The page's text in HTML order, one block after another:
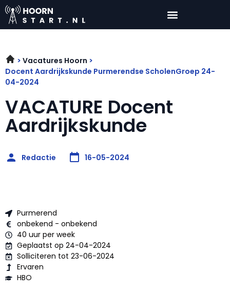
Vacatures Hoorn
Docent Aardrijkskunde Purmerendse ScholenGroep 24-
04-2024
VACATURE Docent
Aardrijkskunde
Redactie 16-05-2024
Purmerend
onbekend - onbekend
40 uur per week
Geplaatst op 24-04-2024
Solliciteren tot 23-06-2024
Ervaren
HBO